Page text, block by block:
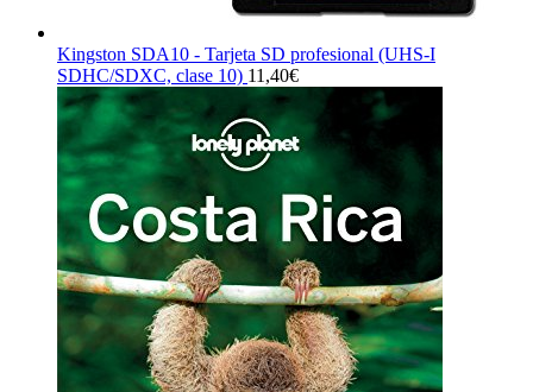
Kingston SDA10 - Tarjeta SD profesional (UHS-I
SDHC/SDXC, clase 10) 11,40€